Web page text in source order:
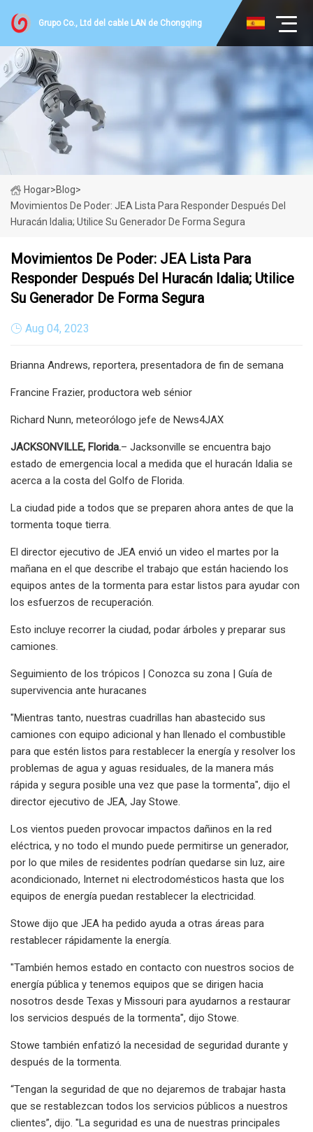
Grupo Co., Ltd del cable LAN de Chongqing
Hogar>Blog>
Movimientos De Poder: JEA Lista Para Responder Después Del
Huracán Idalia; Utilice Su Generador De Forma Segura
Movimientos De Poder: JEA Lista Para
Responder Después Del Huracán Idalia; Utilice
Su Generador De Forma Segura
Aug 04, 2023
Brianna Andrews, reportera, presentadora de fin de semana
Francine Frazier, productora web sénior
Richard Nunn, meteorólogo jefe de News4JAX
JACKSONVILLE, Florida.– Jacksonville se encuentra bajo
estado de emergencia local a medida que el huracán Idalia se
acerca a la costa del Golfo de Florida.
La ciudad pide a todos que se preparen ahora antes de que la
tormenta toque tierra.
El director ejecutivo de JEA envió un video el martes por la
mañana en el que describe el trabajo que están haciendo los
equipos antes de la tormenta para estar listos para ayudar con
los esfuerzos de recuperación.
Esto incluye recorrer la ciudad, podar árboles y preparar sus
camiones.
Seguimiento de los trópicos | Conozca su zona | Guía de
supervivencia ante huracanes
"Mientras tanto, nuestras cuadrillas han abastecido sus
camiones con equipo adicional y han llenado el combustible
para que estén listos para restablecer la energía y resolver los
problemas de agua y aguas residuales, de la manera más
rápida y segura posible una vez que pase la tormenta", dijo el
director ejecutivo de JEA, Jay Stowe.
Los vientos pueden provocar impactos dañinos en la red
eléctrica, y no todo el mundo puede permitirse un generador,
por lo que miles de residentes podrían quedarse sin luz, aire
acondicionado, Internet ni electrodomésticos hasta que los
equipos de energía puedan restablecer la electricidad.
Stowe dijo que JEA ha pedido ayuda a otras áreas para
restablecer rápidamente la energía.
"También hemos estado en contacto con nuestros socios de
energía pública y tenemos equipos que se dirigen hacia
nosotros desde Texas y Missouri para ayudarnos a restaurar
los servicios después de la tormenta", dijo Stowe.
Stowe también enfatizó la necesidad de seguridad durante y
después de la tormenta.
“Tengan la seguridad de que no dejaremos de trabajar hasta
que se restablezcan todos los servicios públicos a nuestros
clientes”, dijo. "La seguridad es una de nuestras principales